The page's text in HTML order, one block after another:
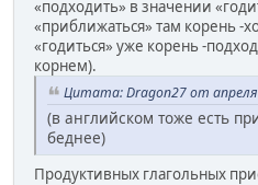
«подходить» в значении
«приближаться» там корень -
«годиться» уже корень -
корнем).
Цитата: Dragon27 от
(в английском тоже есть
беднее)
Продуктивных глагольных